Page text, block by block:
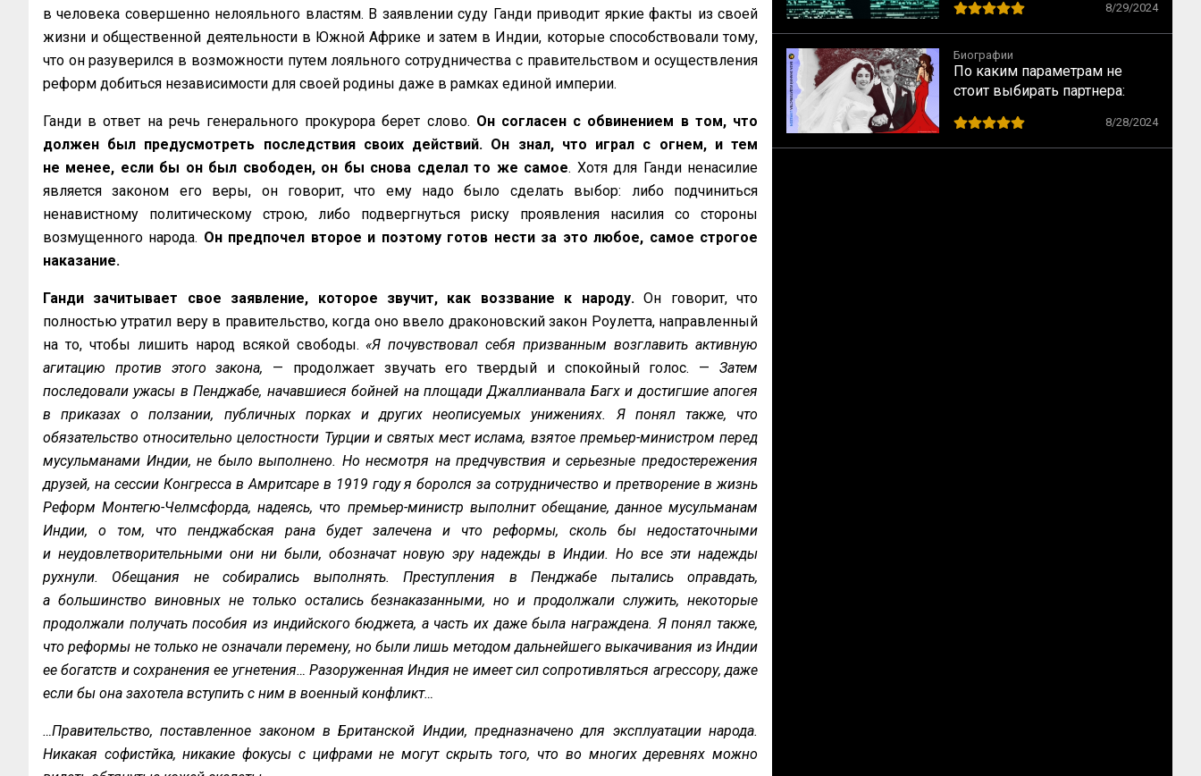
в человека совершенно нелояльного властям. В заявлении суду Ганди приводит яркие факты из своей
жизни и общественной деятельности в Южной Африке и затем в Индии, которые способствовали тому,
что он разуверился в возможности путем лояльного сотрудничества с правительством и осуществления
реформ добиться независимости для своей родины даже в рамках единой империи.
Ганди в ответ на речь генерального прокурора берет слово. Он согласен с обвинением в том, что
должен был предусмотреть последствия своих действий. Он знал, что играл с огнем, и тем
не менее, если бы он был свободен, он бы снова сделал то же самое. Хотя для Ганди ненасилие
является законом его веры, он говорит, что ему надо было сделать выбор: либо подчиниться
ненавистному политическому строю, либо подвергнуться риску проявления насилия со стороны
возмущенного народа. Он предпочел второе и поэтому готов нести за это любое, самое строгое
наказание.
Ганди зачитывает свое заявление, которое звучит, как воззвание к народу.Он говорит, что
полностью утратил веру в правительство, когда оно ввело драконовский закон Роулетта, направленный
на то, чтобы лишить народ всякой свободы.«Я почувствовал себя призванным возглавить активную
агитацию против этого закона, — продолжает звучать его твердый и спокойный голос. —Затем
последовали ужасы в Пенджабе, начавшиеся бойней на площади Джаллианвала Багх и достигшие апогея
в приказах о ползании, публичных порках и других неописуемых унижениях. Я понял также, что
обязательство относительно целостности Турции и святых мест ислама, взятое премьер-министром перед
мусульманами Индии, не было выполнено. Но несмотря на предчувствия и серьезные предостережения
друзей, на сессии Конгресса в Амритсаре в 1919 году я боролся за сотрудничество и претворение в жизнь
Реформ Монтегю-Челмсфорда, надеясь, что премьер-министр выполнит обещание, данное мусульманам
Индии, о том, что пенджабская рана будет залечена и что реформы, сколь бы недостаточными
и неудовлетворительными они ни были, обозначат новую эру надежды в Индии. Но все эти надежды
рухнули. Обещания не собирались выполнять. Преступления в Пенджабе пытались оправдать,
а большинство виновных не только остались безнаказанными, но и продолжали служить, некоторые
продолжали получать пособия из индийского бюджета, а часть их даже была награждена. Я понял также,
что реформы не только не означали перемену, но были лишь методом дальнейшего выкачивания из Индии
ее богатств и сохранения ее угнетения… Разоруженная Индия не имеет сил сопротивляться агрессору, даже
если бы она захотела вступить с ним в военный конфликт…
…Правительство, поставленное законом в Британской Индии, предназначено для эксплуатации народа.
Никакая софистйка, никакие фокусы с цифрами не могут скрыть того, что во многих деревнях можно
8/29/2024
Биографии
По каким параметрам не
стоит выбирать партнера:
8/28/2024